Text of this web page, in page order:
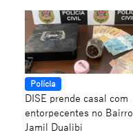
Polícia
DISE prende casal com
entorpecentes no Bairro
Jamil Dualibi